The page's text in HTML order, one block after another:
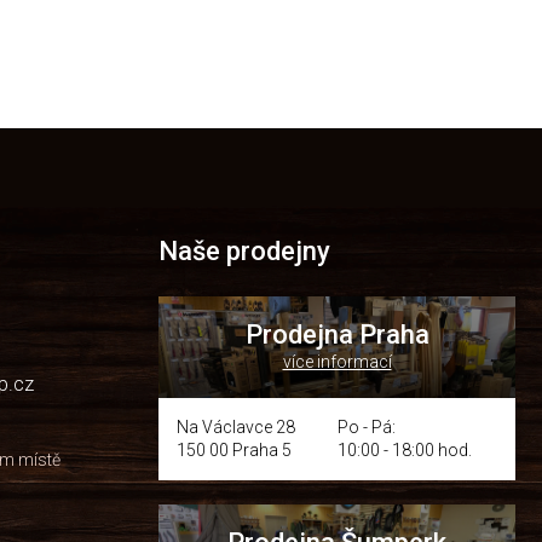
místě
Naše prodejny
Prodejna Praha
více informací
Na Václavce 28
150 00 Praha 5
Po - Pá:
10:00 - 18:00 hod.